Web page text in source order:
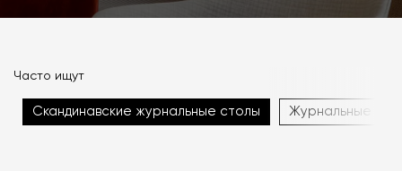
Часто ищут
Журнальные
Скандинавские журнальные столы